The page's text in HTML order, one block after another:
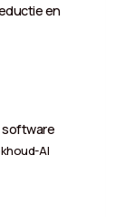
en
software
AI